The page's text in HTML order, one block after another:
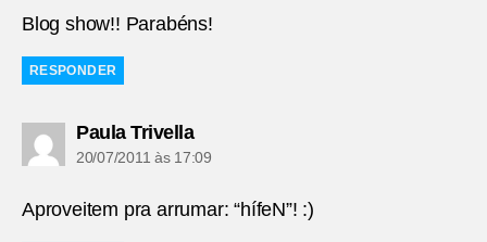
Blog show!! Parabéns!
RESPONDER
Paula Trivelladiz:
20/07/2011 às 17:09
Aproveitem pra arrumar: “hífeN”! :)